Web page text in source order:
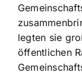
legten sie
öffentlichen